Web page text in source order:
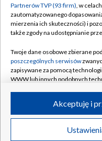
Centrum informacji TVP
Naziemna Telewizja
Rada Programowa
System NOS
Informacje o nadawcy
Program dla prasy
©2026
Partnerów TVP (93 firm), w
zautomatyzowanego
mierzenia ich skuteczności) i
także zgody na udostępnianie
Twoje dane osobowe zbierane
poszczególnych serwisów
zapisywane za pomocą
WWW lub innych podobnych
ruchu w Internecie.
Twoje dane osobowe zbierane
poszczególnych serwisówna
Akceptuję i